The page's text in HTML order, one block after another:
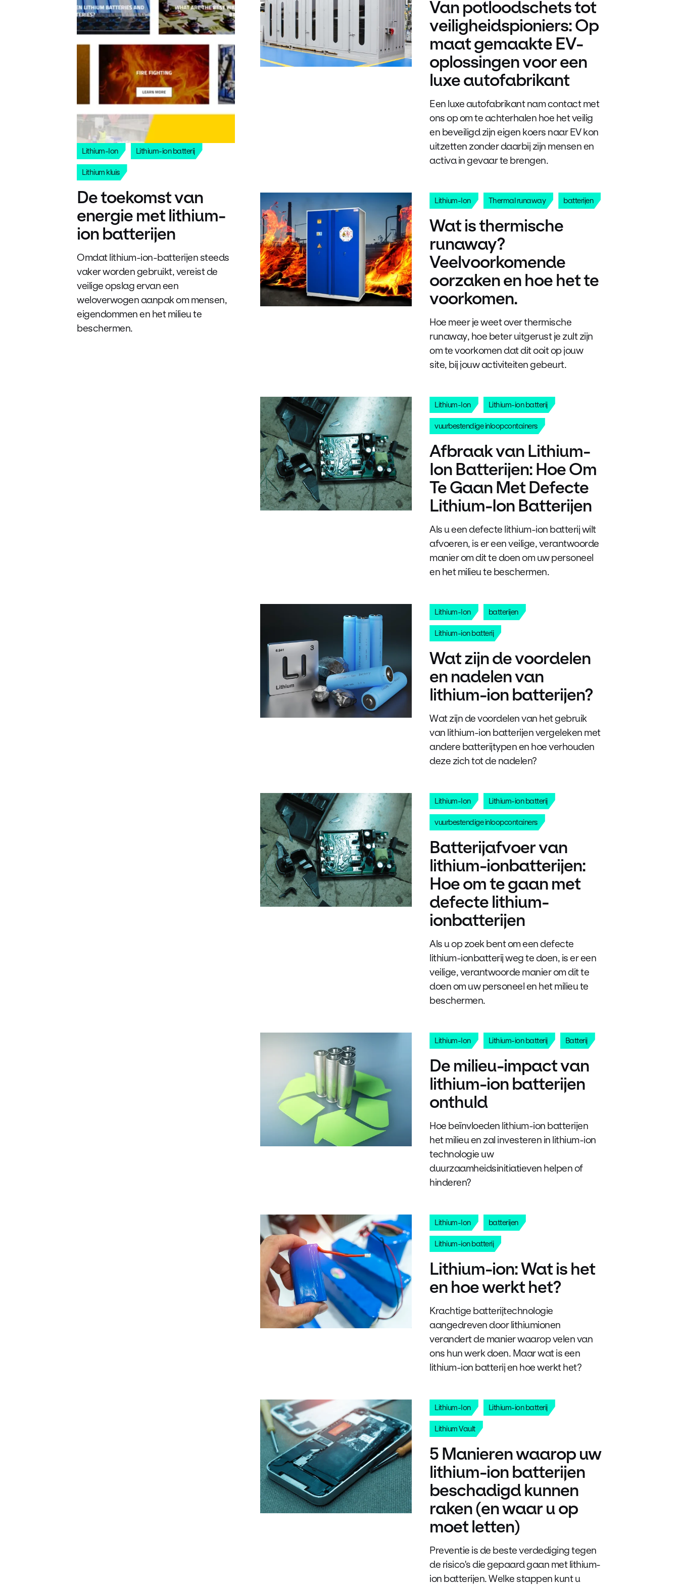
Lithium-Ion Lithium-ion batterij
Lithium kluis
De toekomst van
energie met lithium-
ion batterijen
Omdat lithium-ion-batterijen steeds
vaker worden gebruikt, vereist de
veilige opslag ervan een
weloverwogen aanpak om mensen,
eigendommen en het milieu te
beschermen.
Van potloodschets tot
veiligheidspioniers: Op
maat gemaakte EV-
oplossingen voor een
luxe autofabrikant
Een luxe autofabrikant nam contact met
ons op om te achterhalen hoe het veilig
en beveiligd zijn eigen koers naar EV kon
uitzetten zonder daarbij zijn mensen en
activa in gevaar te brengen.
Lithium-Ion Thermal runaway batterijen
Wat is thermische
runaway?
Veelvoorkomende
oorzaken en hoe het te
voorkomen.
Hoe meer je weet over thermische
runaway, hoe beter uitgerust je zult zijn
om te voorkomen dat dit ooit op jouw
site, bij jouw activiteiten gebeurt.
Lithium-Ion Lithium-ion batterij
vuurbestendige inloopcontainers
Afbraak van Lithium-
Ion Batterijen: Hoe Om
Te Gaan Met Defecte
Lithium-Ion Batterijen
Als u een defecte lithium-ion batterij wilt
afvoeren, is er een veilige, verantwoorde
manier om dit te doen om uw personeel
en het milieu te beschermen.
Lithium-Ion batterijen
Lithium-ion batterij
Wat zijn de voordelen
en nadelen van
lithium-ion batterijen?
Wat zijn de voordelen van het gebruik
van lithium-ion batterijen vergeleken met
andere batterijtypen en hoe verhouden
deze zich tot de nadelen?
Lithium-Ion Lithium-ion batterij
vuurbestendige inloopcontainers
Batterijafvoer van
lithium-ionbatterijen:
Hoe om te gaan met
defecte lithium-
ionbatterijen
Als u op zoek bent om een defecte
lithium-ionbatterij weg te doen, is er een
veilige, verantwoorde manier om dit te
doen om uw personeel en het milieu te
beschermen.
Lithium-Ion Lithium-ion batterij Batterij
De milieu-impact van
lithium-ion batterijen
onthuld
Hoe beïnvloeden lithium-ion batterijen
het milieu en zal investeren in lithium-ion
technologie uw
duurzaamheidsinitiatieven helpen of
hinderen?
Lithium-Ion batterijen
Lithium-ion batterij
Lithium-ion: Wat is het
en hoe werkt het?
Krachtige batterijtechnologie
aangedreven door lithiumionen
verandert de manier waarop velen van
ons hun werk doen. Maar wat is een
lithium-ion batterij en hoe werkt het?
Lithium-Ion Lithium-ion batterij
Lithium Vault
5 Manieren waarop uw
lithium-ion batterijen
beschadigd kunnen
raken (en waar u op
moet letten)
Preventie is de beste verdediging tegen
de risico's die gepaard gaan met lithium-
ion batterijen. Welke stappen kunt u